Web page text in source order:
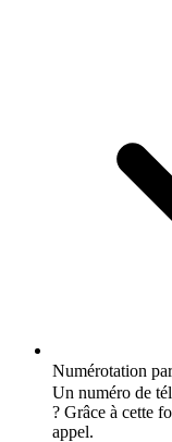
Numérotation
Un numéro de
? Grâce à cette
appel.